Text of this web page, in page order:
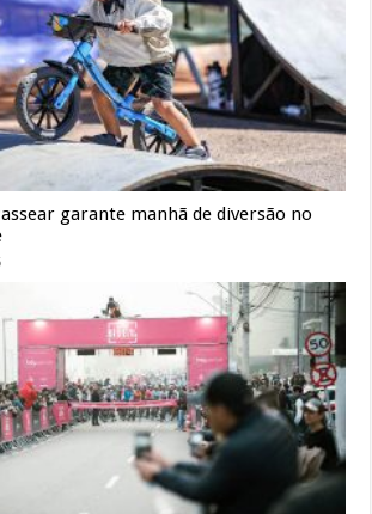
garante manhã de diversão no